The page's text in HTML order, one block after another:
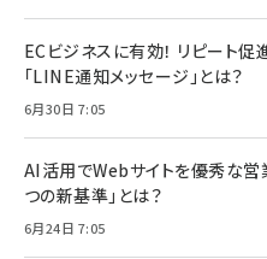
ECビジネスに有効！ リピート
「LINE通知メッセージ」とは？
6月30日 7:05
AI活用でWebサイトを優秀な営
つの新基準」とは？
6月24日 7:05